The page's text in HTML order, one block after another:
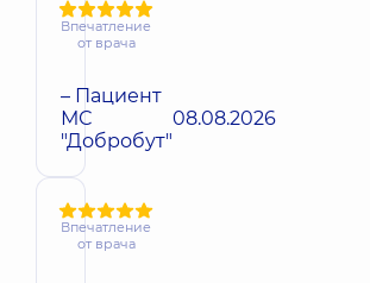
Впечатление
от врача
– Пациент
МС
"Добробут"
08.08.2026
Впечатление
от врача